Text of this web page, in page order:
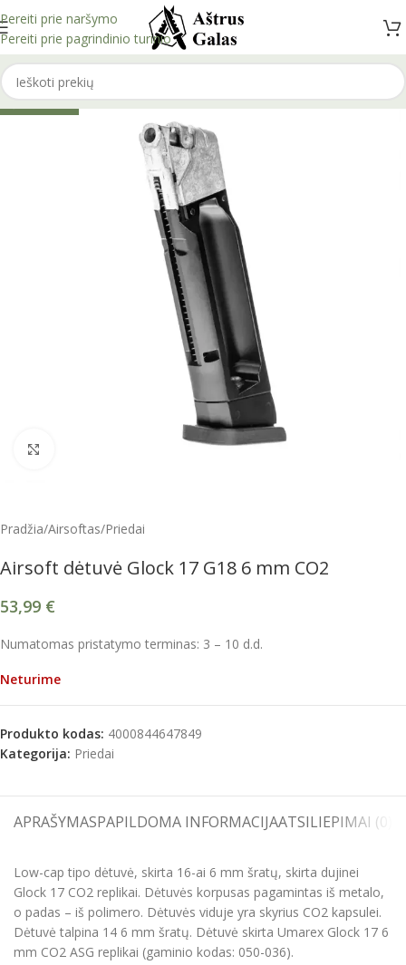
Pereiti prie naršymo
Pereiti prie pagrindinio turinio
Spustelėkite, kad padidintumėte
Pradžia/Airsoftas/Priedai
Airsoft dėtuvė Glock 17 G18 6 mm CO2
53,99 €
Numatomas pristatymo terminas: 3 – 10 d.d.
Neturime
Produkto kodas: 4000844647849
Kategorija: Priedai
APRAŠYMASPAPILDOMA INFORMACIJAATSILIEPIMAI (0)
Low-cap tipo dėtuvė, skirta 16-ai 6 mm šratų, skirta dujinei
Glock 17 CO2 replikai. Dėtuvės korpusas pagamintas iš metalo,
o padas – iš polimero. Dėtuvės viduje yra skyrius CO2 kapsulei.
Dėtuvė talpina 14 6 mm šratų. Dėtuvė skirta Umarex Glock 17 6
mm CO2 ASG replikai (gaminio kodas: 050-036).